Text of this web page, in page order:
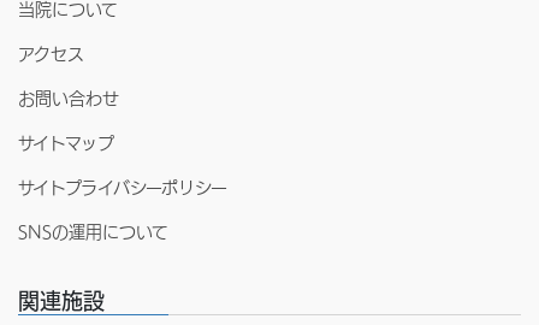
当院について
アクセス
お問い合わせ
サイトマップ
サイトプライバシーポリシー
SNSの運用について
関連施設